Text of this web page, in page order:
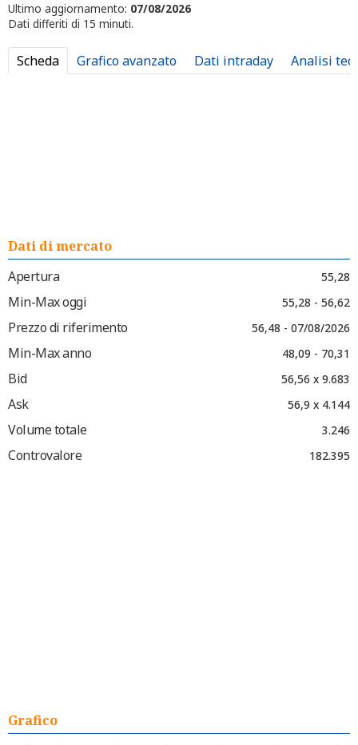
Ultimo aggiornamento: 07/08/2026
Dati differiti di 15 minuti.
Scheda Grafico avanzato Dati intraday Analisi
Dati di mercato
Apertura
55,28
Min-Max oggi 55,28 - 56,62
Prezzo di riferimento 56,48 - 07/08/2026
Min-Max anno 48,09 - 70,31
Bid 56,56 x 9.683
Ask 56,9 x 4.144
Volume totale 3.246
Controvalore 182.395
Grafico